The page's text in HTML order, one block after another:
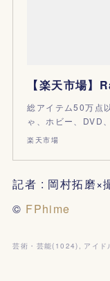
総アイテム50万点
ゃ、ホビー、DVD
楽天市場
記者 : 岡村拓磨×
© FPhime
芸術・芸能( 1024) アイド